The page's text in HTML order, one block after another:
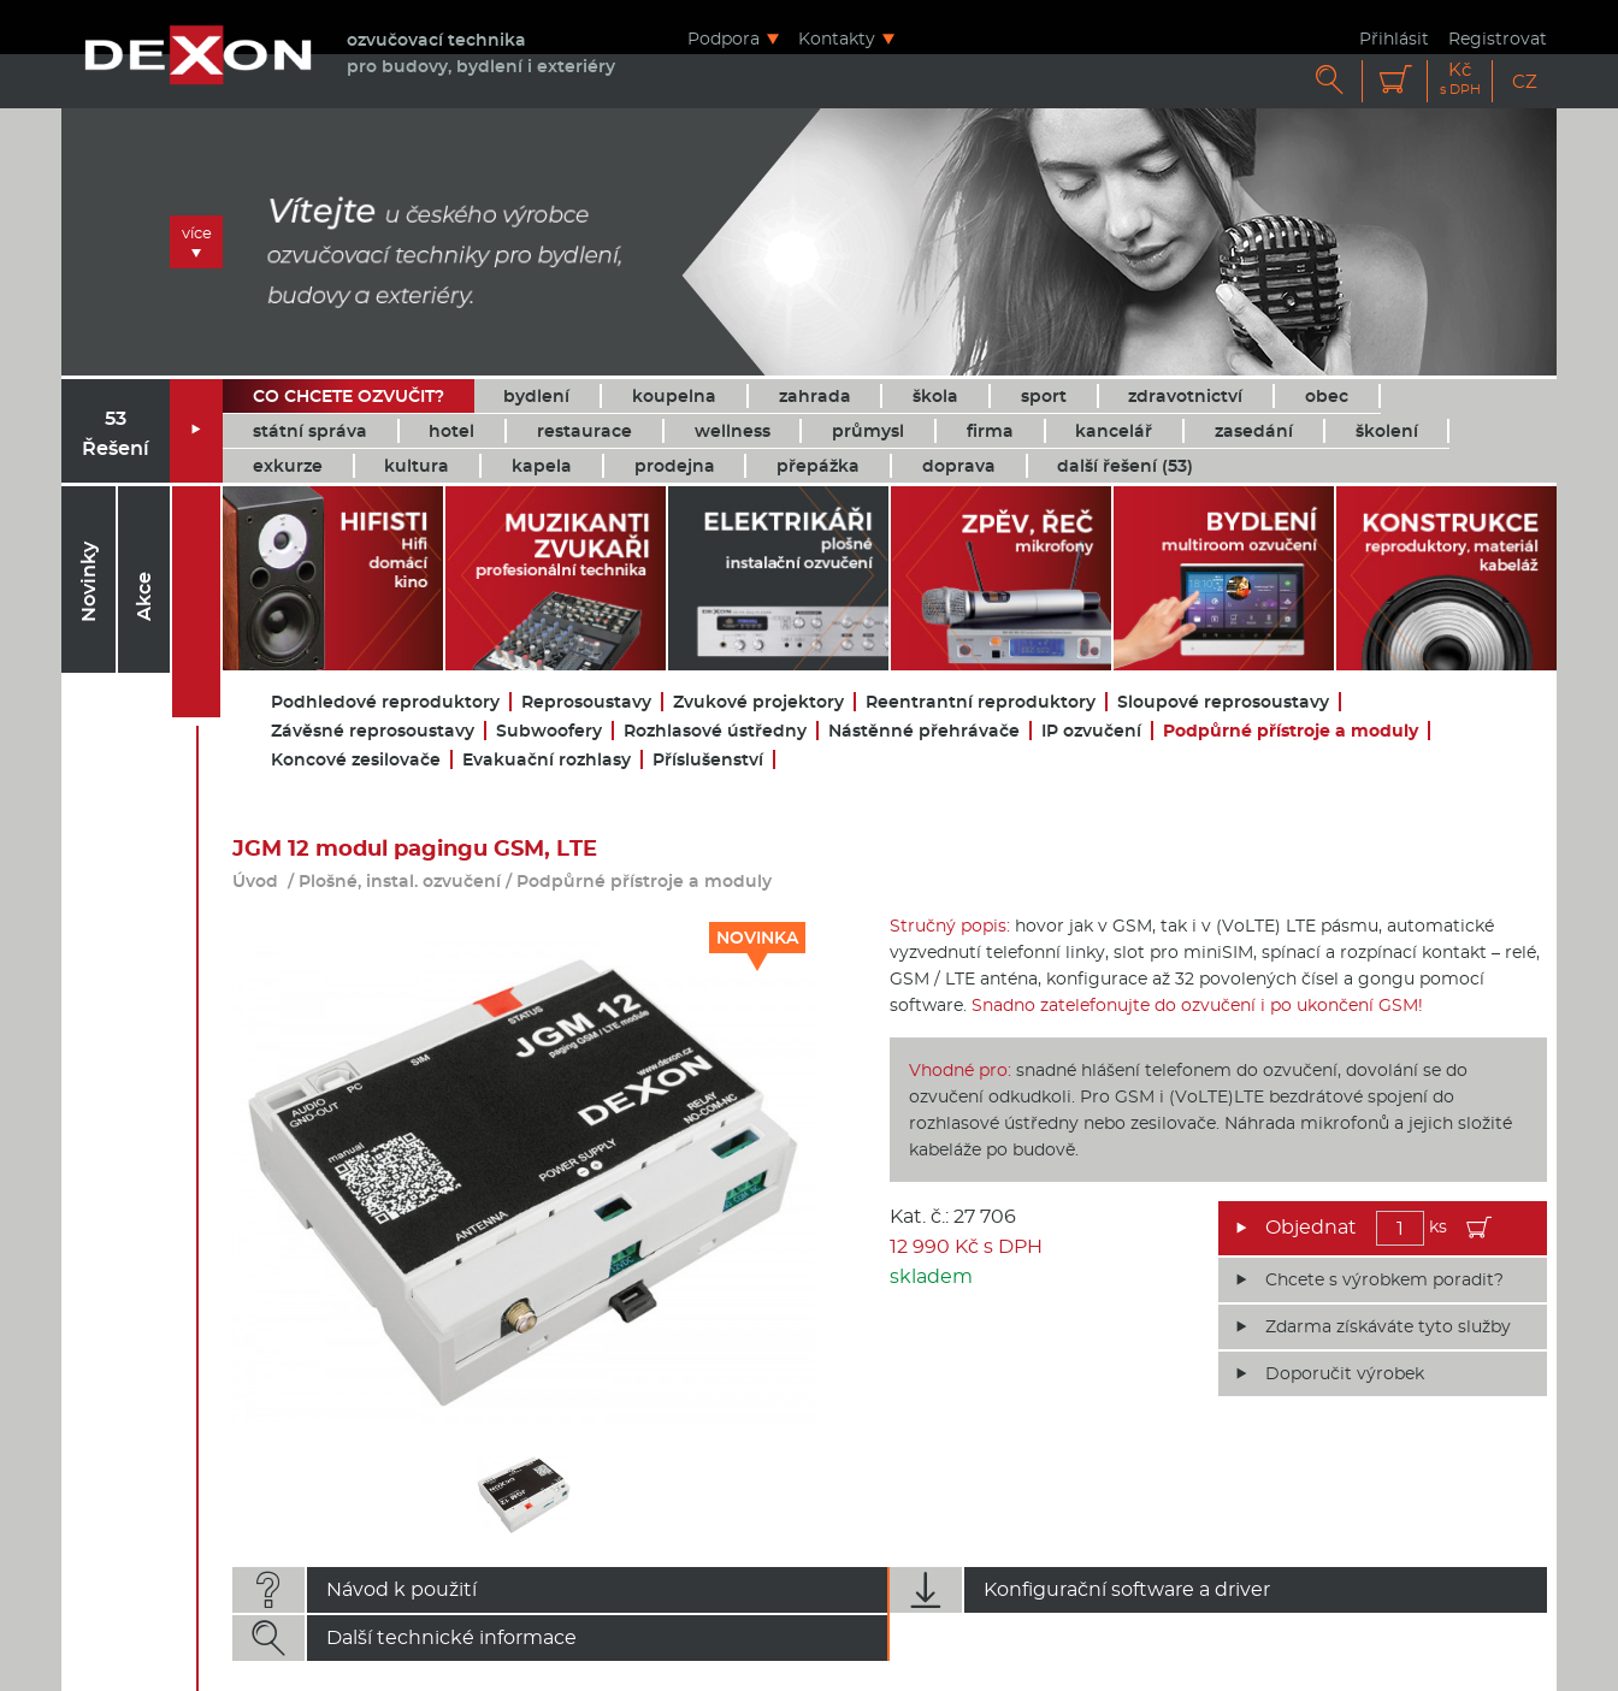
ozvučovací technika
pro budovy, bydlení i exteriéry
Podpora Kontakty Přihlásit Registrovat
  Kč
s DPH CZ
více
53
Řešení

CO CHCETE OZVUČIT? bydlení koupelna zahrada škola sport zdravotnictví
obec
státní správa
hotel restaurace wellness průmysl firma kancelář zasedání
školení
exkurze
kultura kapela prodejna přepážka doprava další řešení (53)
Novinky Akce
Podhledové reproduktory Reprosoustavy Zvukové projektory Reentrantní reproduktory
Sloupové reprosoustavy
Závěsné reprosoustavy
Subwoofery Rozhlasové ústředny Nástěnné přehrávače IP ozvučení
Podpůrné přístroje a moduly
Koncové zesilovače
Evakuační rozhlasy Příslušenství
JGM 12 modul pagingu GSM, LTE
Úvod / Plošné, instal. ozvučení/ Podpůrné přístroje a moduly
NOVINKA
Stručný popis: hovor jak v GSM, tak i v (VoLTE) LTE pásmu, automatické
vyzvednutí telefonní linky, slot pro miniSIM, spínací a rozpínací kontakt – relé,
GSM / LTE anténa, konfigurace až 32 povolených čísel a gongu pomocí
software. Snadno zatelefonujte do ozvučení i po ukončení GSM!
Vhodné pro: snadné hlášení telefonem do ozvučení, dovolání se do
ozvučení odkudkoli. Pro GSM i (VoLTE)LTE bezdrátové spojení do
rozhlasové ústředny nebo zesilovače. Náhrada mikrofonů a jejich složité
kabeláže po budově.
Kat. č.: 27 706
12 990 Kč s DPH
skladem
ks
Chcete s výrobkem poradit?
Zdarma získáváte tyto služby
Doporučit výrobek
 Návod k použití  Konfigurační software a driver
 Další technické informace